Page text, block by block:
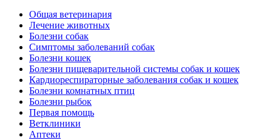
Общая ветеринария
Лечение животных
Болезни собак
Симптомы заболеваний собак
Болезни кошек
Болезни пищеварительной системы собак и кошек
Кардиореспираторные заболевания собак и кошек
Болезни комнатных птиц
Болезни рыбок
Первая помощь
Ветклиники
Аптеки